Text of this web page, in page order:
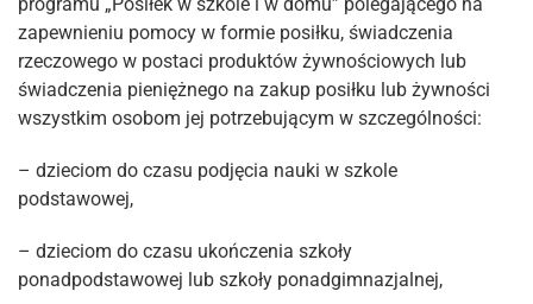
programu „Posiłek w szkole i w domu” polegającego na
zapewnieniu pomocy w formie posiłku, świadczenia
rzeczowego w postaci produktów żywnościowych lub
świadczenia pieniężnego na zakup posiłku lub żywności
wszystkim osobom jej potrzebującym w szczególności:
– dzieciom do czasu podjęcia nauki w szkole
podstawowej,
– dzieciom do czasu ukończenia szkoły
ponadpodstawowej lub szkoły ponadgimnazjalnej,